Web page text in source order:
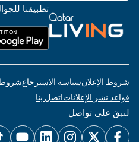
تطبيقنا
شروط الإعلانسياسة الاسترجاعشروط
قواعد نشر الإعلاناتاتصل بنا
لنبقَ على تواصل